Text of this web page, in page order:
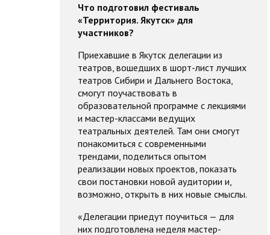
Что подготовил фестиваль
«Территория. Якутск» для
участников?
Приехавшие в Якутск делегации из
театров, вошедших в шорт-лист лучших
театров Сибири и Дальнего Востока,
смогут поучаствовать в
образовательной программе с лекциями
и мастер-классами ведущих
театральных деятелей. Там они смогут
понакомиться с современными
трендами, поделиться опытом
реализации новых проектов, показать
свои постановки новой аудитории и,
возможно, открыть в них новые смыслы.
«Делегации приедут поучиться — для
них подготовлена неделя мастер-